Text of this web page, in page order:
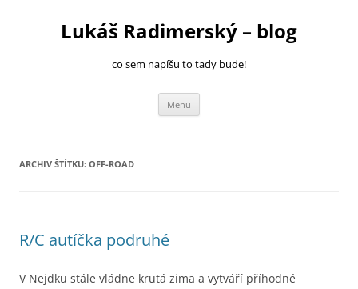
Lukáš Radimerský – blog
co sem napíšu to tady bude!
Menu
ARCHIV ŠTÍTKU: OFF-ROAD
R/C autíčka podruhé
V Nejdku stále vládne krutá zima a vytváří příhodné